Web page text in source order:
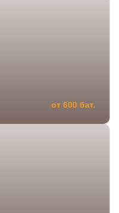
от 600 бат.